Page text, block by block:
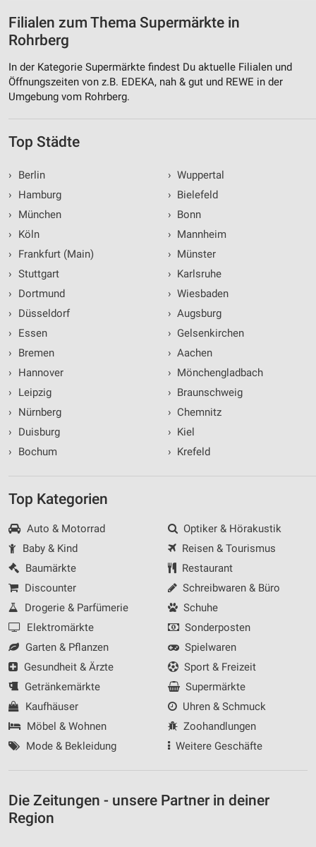
Filialen zum Thema Supermärkte in
Rohrberg
In der Kategorie Supermärkte findest Du aktuelle Filialen und
Öffnungszeiten von z.B. EDEKA, nah & gut und REWE in der
Umgebung vom Rohrberg.
Top Städte
›
Berlin
›
Hamburg
›
München
›
Köln
›
Frankfurt (Main)
› Stuttgart
›
Dortmund
›
Düsseldorf
›
Essen
›
Bremen
›
Hannover
›
Leipzig
›
Nürnberg
›
Duisburg
›
Bochum
› Wuppertal
› Bielefeld
› Bonn
› Mannheim
› Münster
› Karlsruhe
› Wiesbaden
› Augsburg
› Gelsenkirchen
› Aachen
› Mönchengladbach
› Braunschweig
› Chemnitz
› Kiel
› Krefeld
Top Kategorien
Auto & Motorrad
Baby & Kind
Baumärkte
Discounter
Drogerie & Parfümerie
Elektromärkte
Garten & Pflanzen
Gesundheit & Ärzte
Getränkemärkte
Kaufhäuser
Möbel & Wohnen
Mode & Bekleidung
Optiker & Hörakustik
Reisen & Tourismus
Restaurant
Schreibwaren & Büro
Schuhe
Sonderposten
Spielwaren
Sport & Freizeit
Supermärkte
Uhren & Schmuck
Zoohandlungen
Weitere Geschäfte
Die Zeitungen - unsere Partner in deiner
Region